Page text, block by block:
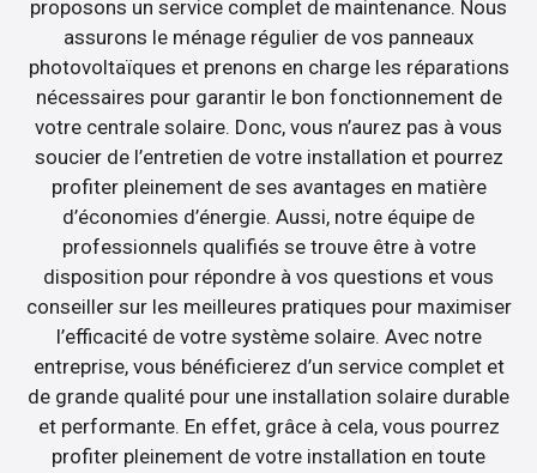
proposons un service complet de maintenance. Nous
assurons le ménage régulier de vos panneaux
photovoltaïques et prenons en charge les réparations
nécessaires pour garantir le bon fonctionnement de
votre centrale solaire. Donc, vous n’aurez pas à vous
soucier de l’entretien de votre installation et pourrez
profiter pleinement de ses avantages en matière
d’économies d’énergie. Aussi, notre équipe de
professionnels qualifiés se trouve être à votre
disposition pour répondre à vos questions et vous
conseiller sur les meilleures pratiques pour maximiser
l’efficacité de votre système solaire. Avec notre
entreprise, vous bénéficierez d’un service complet et
de grande qualité pour une installation solaire durable
et performante. En effet, grâce à cela, vous pourrez
profiter pleinement de votre installation en toute